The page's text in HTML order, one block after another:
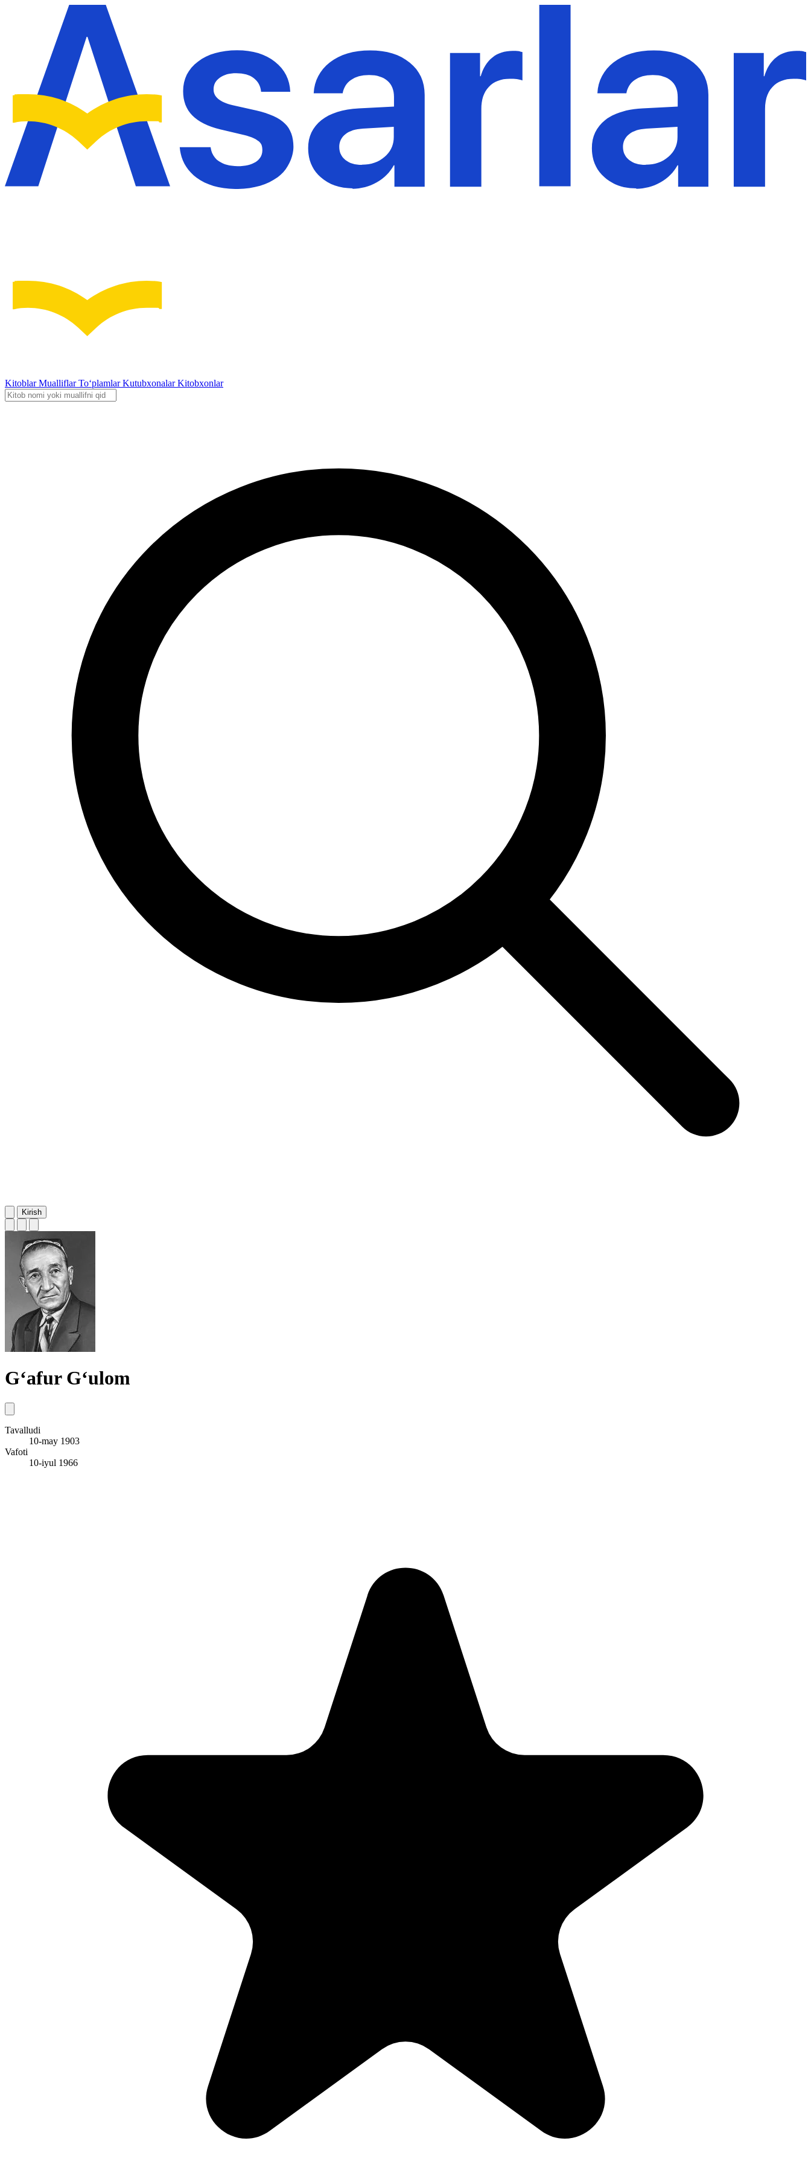
KitoblarMualliflarTo‘plamlarKutubxonalarKitobxonlar
Kirish
G‘afur G‘ulom
Tavalludi
10-may 1903
Vafoti
10-iyul 1966